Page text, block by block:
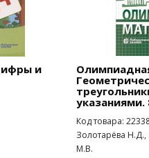
и
указаниями.
Код товара:
Золотарёва
М.В.